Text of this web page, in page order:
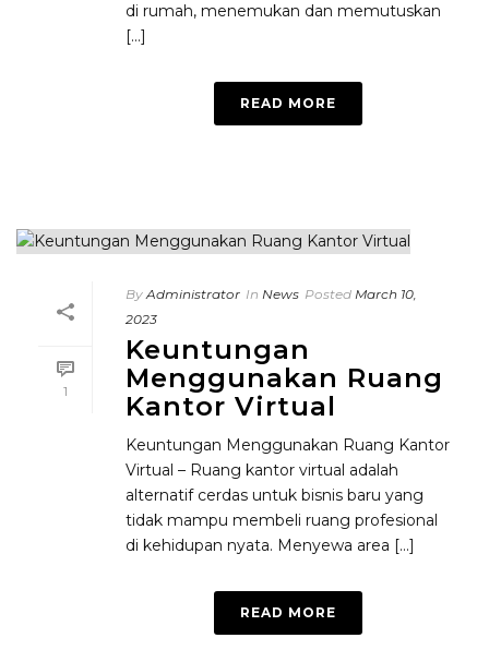
di rumah, menemukan dan memutuskan
[...]
READ MORE
1
By Administrator In News Posted March 10,
2023
Keuntungan
Menggunakan Ruang
Kantor Virtual
Keuntungan Menggunakan Ruang Kantor
Virtual – Ruang kantor virtual adalah
alternatif cerdas untuk bisnis baru yang
tidak mampu membeli ruang profesional
di kehidupan nyata. Menyewa area [...]
READ MORE